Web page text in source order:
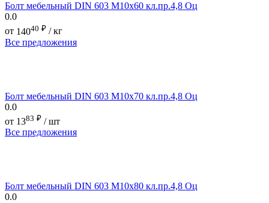
Болт мебельный DIN 603 М10х60 кл.пр.4,8 Оц
0.0
от 14040 ₽ / кг
Все предложения
Болт мебельный DIN 603 М10х70 кл.пр.4,8 Оц
0.0
от 1383 ₽ / шт
Все предложения
Болт мебельный DIN 603 М10х80 кл.пр.4,8 Оц
0.0